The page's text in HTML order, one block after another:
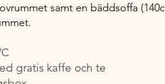
samt en bäddsoffa
gratis kaffe och te